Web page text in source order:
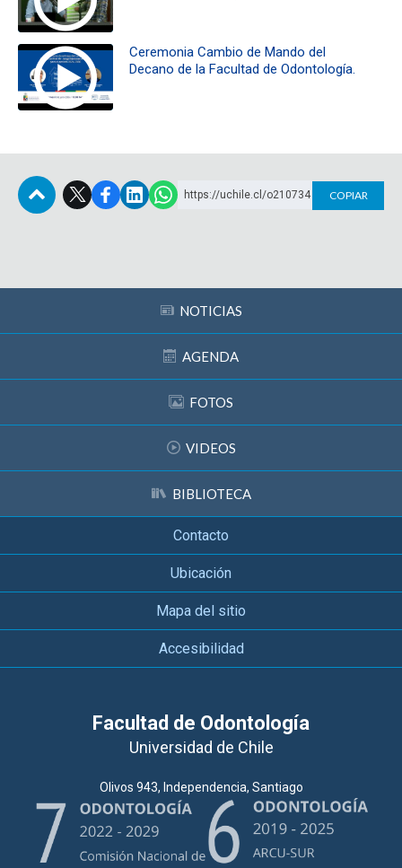
Ceremonia Cambio de Mando del
Decano de la Facultad de Odontología.
https://uchile.cl/o210734 COPIAR
NOTICIAS
AGENDA
FOTOS
VIDEOS
BIBLIOTECA
Contacto
Ubicación
Mapa del sitio
Accesibilidad
Facultad de Odontología
Universidad de Chile
Olivos 943, Independencia, Santiago